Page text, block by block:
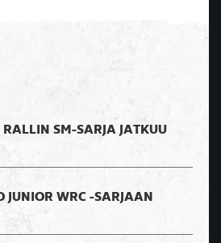
SM-SARJA JATKUU
JUNIOR WRC -SARJAAN